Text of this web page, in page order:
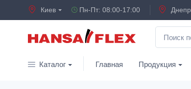
Киев Пн-Пт: 08:00-17:00 Днепр
Каталог Главная Продукция